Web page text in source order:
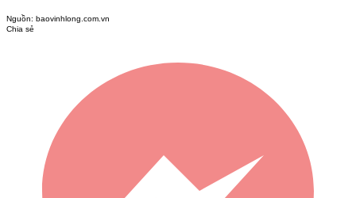
Nguồn: baovinhlong.com.vn
Chia sẻ